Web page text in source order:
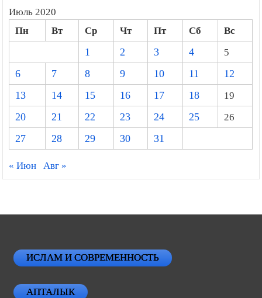
Июль 2020
Пн Вт Ср Чт Пт Сб
Вс
1
2 3 4
5
6
7 8 9 10 11
12
13
14 15 16 17 18
19
20
21 22 23 24 25
26
27
28 29 30 31
« Июн Авг »
ИСЛАМ И СОВРЕМЕННОСТЬ
АПТАЛЫК